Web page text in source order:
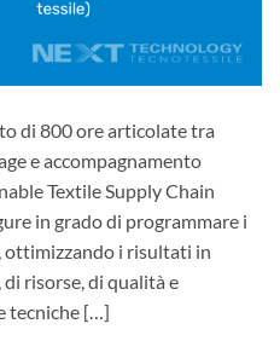
di 800 ore articolate tra
e accompagnamento
Textile Supply Chain
in grado di programmare i
ottimizzando i risultati in
risorse, di qualità e
tecniche […]